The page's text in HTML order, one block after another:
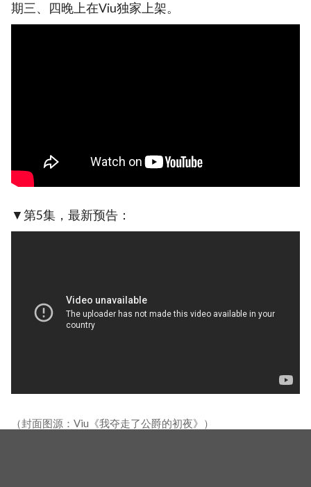
期三、四晚上在Viu独家上架。
▼第5集，最新预告：
（封面图源：Viu《我夺走了公爵的初夜》）